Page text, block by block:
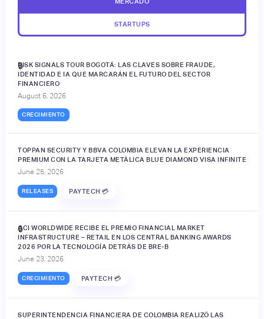
STARTUPS
RISK SIGNALS TOUR BOGOTÁ: LAS CLAVES SOBRE FRAUDE,
IDENTIDAD E IA QUE MARCARÁN EL FUTURO DEL SECTOR
FINANCIERO
August 6, 2026
CRECIMIENTO
🔒
TOPPAN SECURITY Y BBVA COLOMBIA ELEVAN LA EXPERIENCIA
PREMIUM CON LA TARJETA METÁLICA BLUE DIAMOND VISA INFINITE
June 25, 2026
RELEASES PAYTECH 💳
ACI WORLDWIDE RECIBE EL PREMIO FINANCIAL MARKET
INFRASTRUCTURE – RETAIL EN LOS CENTRAL BANKING AWARDS
2026 POR LA TECNOLOGÍA DETRÁS DE BRE-B
June 23, 2026
CRECIMIENTO PAYTECH 💳
🔒
SUPERINTENDENCIA FINANCIERA DE COLOMBIA REALIZÓ LAS